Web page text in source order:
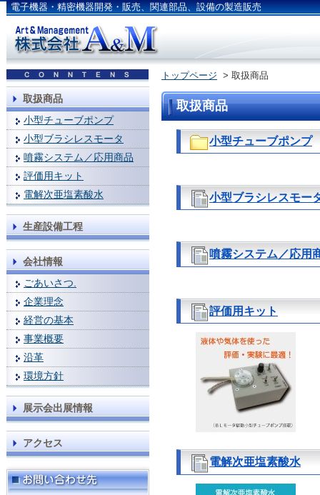
電子機器・精密機器開発・販売、関連部品、設備の製造販売
取扱商品
小型チューブポンプ
小型ブラシレスモータ
噴霧システム／応用商品
評価用キット
電解次亜塩素酸水
生産設備工程
会社情報
ごあいさつ.
企業理念
経営の基本
事業概要
沿革
環境方針
展示会出展情報
アクセス
トップページ > 取扱商品
取扱商品
小型チューブポンプ
小型ブラシレスモー
噴霧システム／応用
評価用キット
電解次亜塩素酸水